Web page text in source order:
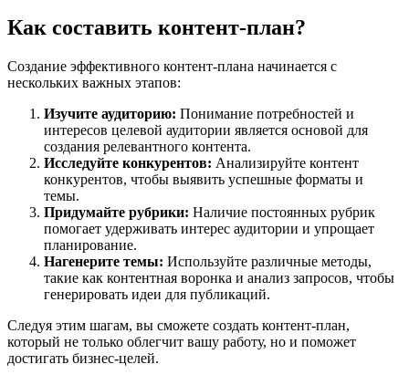
Как составить контент-план?
Создание эффективного контент-плана начинается с
нескольких важных этапов:
Изучите аудиторию: Понимание потребностей и
интересов целевой аудитории является основой для
создания релевантного контента.
Исследуйте конкурентов: Анализируйте контент
конкурентов, чтобы выявить успешные форматы и
темы.
Придумайте рубрики: Наличие постоянных рубрик
помогает удерживать интерес аудитории и упрощает
планирование.
Нагенерите темы: Используйте различные методы,
такие как контентная воронка и анализ запросов, чтобы
генерировать идеи для публикаций.
Следуя этим шагам, вы сможете создать контент-план,
который не только облегчит вашу работу, но и поможет
достигать бизнес-целей.